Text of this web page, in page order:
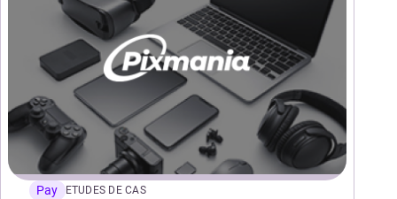
Pay ETUDES DE CAS